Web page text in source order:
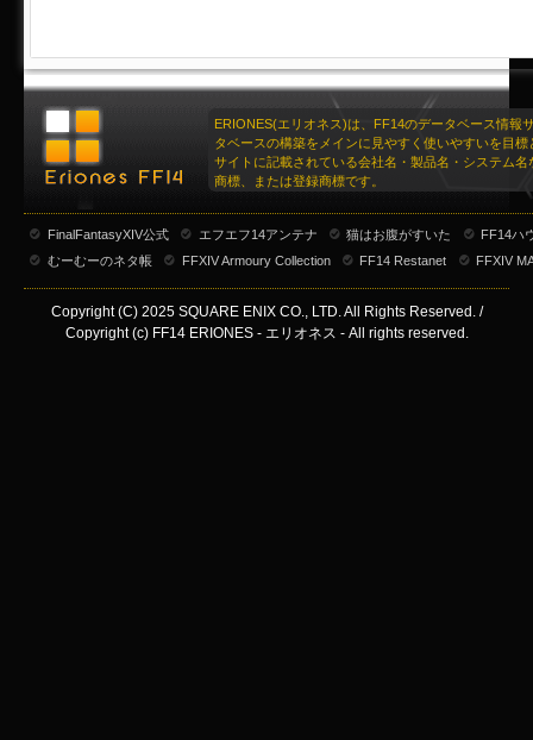
ERIONES(エリオネス)は、FF14のデータベース情報
タベースの構築をメインに見やすく使いやすいを目標
サイトに記載されている会社名・製品名・システム名
商標、または登録商標です。
FinalFantasyXIV公式 エフエフ14アンテナ 猫はお腹がすいた
FF14ハ
むーむーのネタ帳
FFXIV Armoury Collection FF14 Restanet FFXIV
Copyright (C) 2025 SQUARE ENIX CO., LTD. All Rights Reserved. /
Copyright (c) FF14 ERIONES - エリオネス - All rights reserved.